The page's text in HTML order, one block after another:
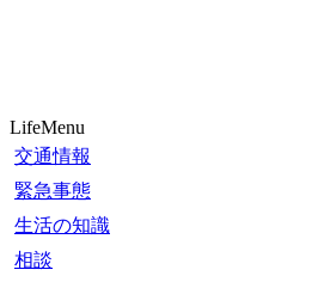
LifeMenu
交通情報
緊急事態
生活の知識
相談